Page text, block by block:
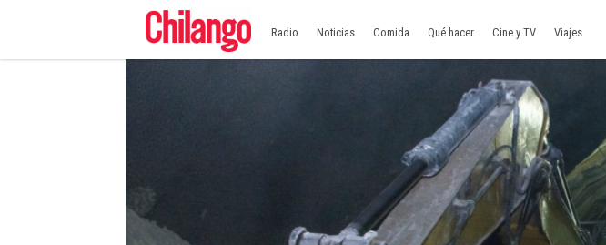
Radio Noticias Comida Qué hacer Cine y TV Viajes